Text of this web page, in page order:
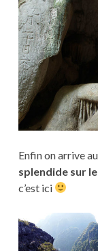
Enfin on arrive
splendide sur
c’est ici